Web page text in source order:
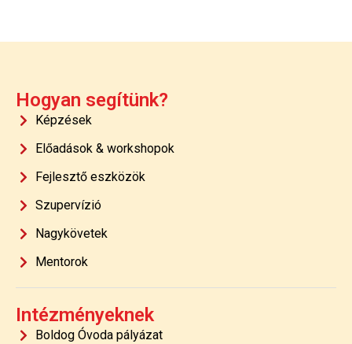
Hogyan segítünk?
Képzések
Előadások & workshopok
Fejlesztő eszközök
Szupervízió
Nagykövetek
Mentorok
Intézményeknek
Boldog Óvoda pályázat